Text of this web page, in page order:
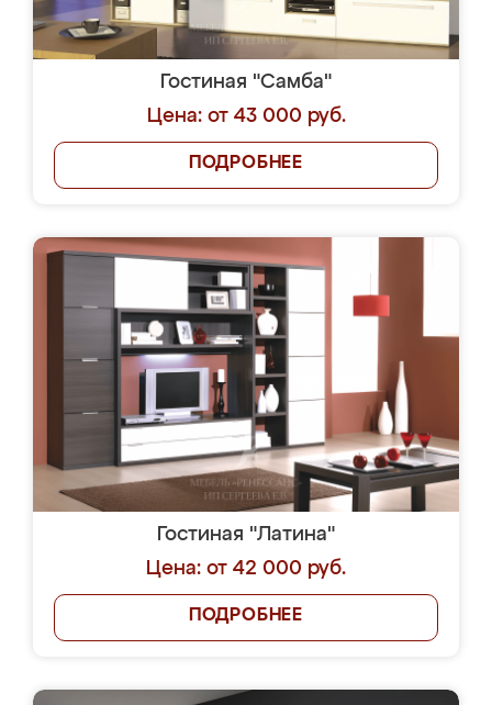
Гостиная "Самба"
Цена: от 43 000 руб.
ПОДРОБНЕЕ
Гостиная "Латина"
Цена: от 42 000 руб.
ПОДРОБНЕЕ